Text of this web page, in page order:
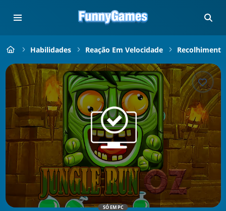
Habilidades Reação Em Velocidade
SÓ EM PC